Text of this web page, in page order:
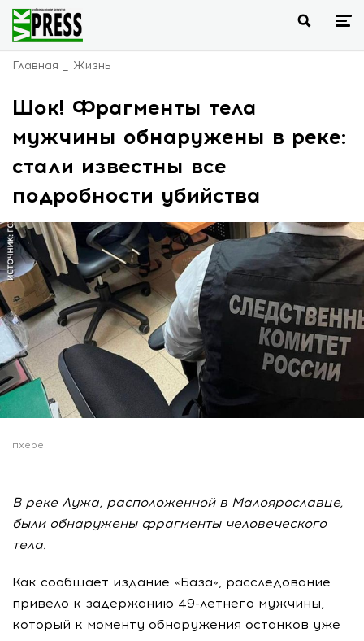
Главная Жизнь
Шок! Фрагменты тела
мужчины обнаружены в реке:
стали известны все
подробности убийства
пхере
В реке Лужа, расположенной в Малоярославце,
были обнаружены фрагменты человеческого
тела.
Как сообщает издание «База», расследование
привело к задержанию 49-летнего мужчины,
который к моменту обнаружения останков уже